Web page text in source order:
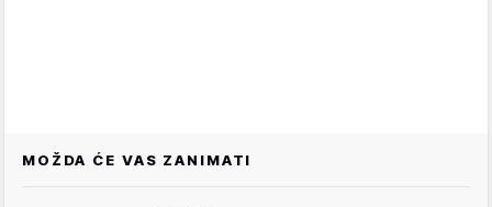
MOŽDA ĆE VAS ZANIMATI